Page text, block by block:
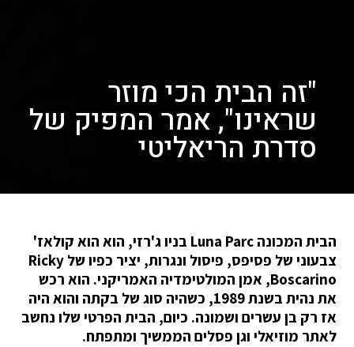
"זה הבית הכי מוזר
שראינו", אמר המפיק של
סדרת הריאליטי
הבית המכונה Luna Parc בניו ג'רזי, הוא הוא קולאז'
צבעוני של פסיפס, פיסול ונגרות, יציר כפיו של Ricky
Boscarino, אמן המולטימדיה האמריקני. הוא רכש
את נהית בשנת 1989, כשהיה סוג של בקתה והוא היה
אז רק בן עשרים ושמונה. כיום, הבית הפרטי שלו נחשב
לאתר מוזיאלי וגן פסלים הממשיך ומתפתח.